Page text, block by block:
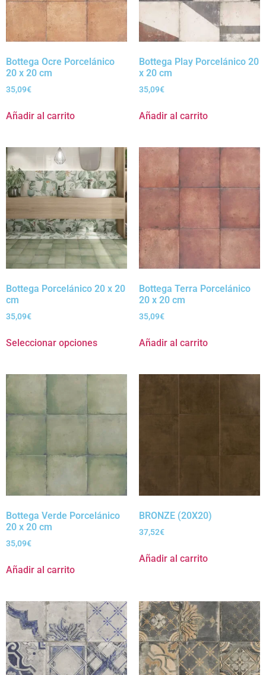
Bottega Ocre Porcelánico
20 x 20 cm
35,09€
Añadir al carrito
Bottega Play Porcelánico 20
x 20 cm
35,09€
Añadir al carrito
Bottega Porcelánico 20 x 20
cm
35,09€
Seleccionar opciones
Bottega Terra Porcelánico
20 x 20 cm
35,09€
Añadir al carrito
Bottega Verde Porcelánico
20 x 20 cm
35,09€
Añadir al carrito
BRONZE (20X20)
37,52€
Añadir al carrito